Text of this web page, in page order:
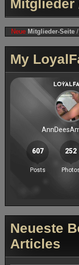
Mitglieder
Neue Mitglieder-Seite/
My
Neueste
Articles